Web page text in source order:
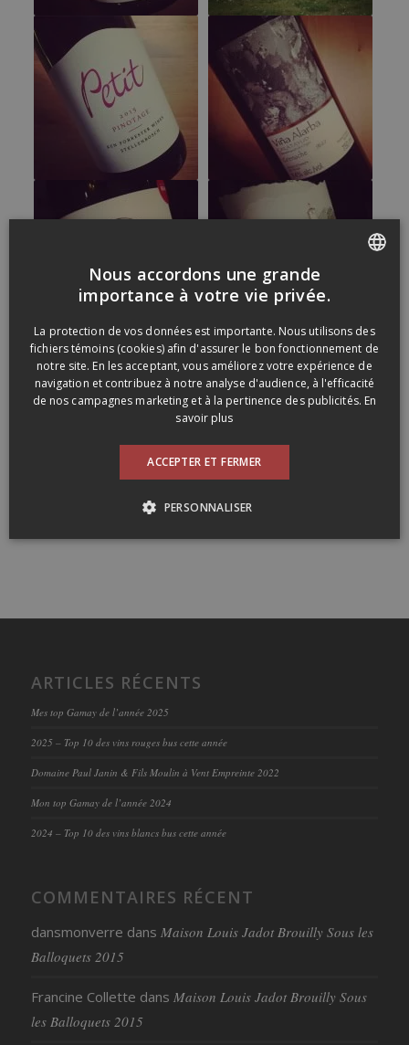
ARTICLES RÉCENTS
Mes top Gamay de l’année 2025
2025 – Top 10 des vins rouges bus cette année
Domaine Paul Janin & Fils Moulin à Vent Empreinte 2022
Mon top Gamay de l’année 2024
2024 – Top 10 des vins blancs bus cette année
COMMENTAIRES RÉCENT
dansmonverre dans Maison Louis Jadot Brouilly Sous les
Balloquets 2015
Francine Collette dans Maison Louis Jadot Brouilly Sous
les Balloquets 2015
Nous accordons une grande
importance à votre vie privée.
La protection de vos données est importante. Nous utilisons des
fichiers témoins (cookies) afin d'assurer le bon fonctionnement de
notre site. En les acceptant, vous améliorez votre expérience de
navigation et contribuez à notre analyse d'audience, à l'efficacité
de nos campagnes marketing et à la pertinence des publicités. En
savoir plus
ACCEPTER ET FERMER
PERSONNALISER